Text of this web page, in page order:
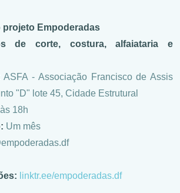
projeto Empoderadas
de corte, costura, alfaiataria e
ASFA - Associação Francisco de Assis
"D" lote 45, Cidade Estrutural
18h
Um mês
linktr.ee/empoderadas.df